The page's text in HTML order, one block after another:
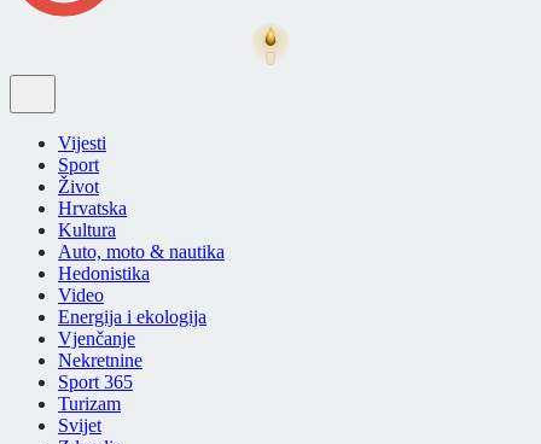
Vijesti
Sport
Život
Hrvatska
Kultura
Auto, moto & nautika
Hedonistika
Video
Energija i ekologija
Vjenčanje
Nekretnine
Sport 365
Turizam
Svijet